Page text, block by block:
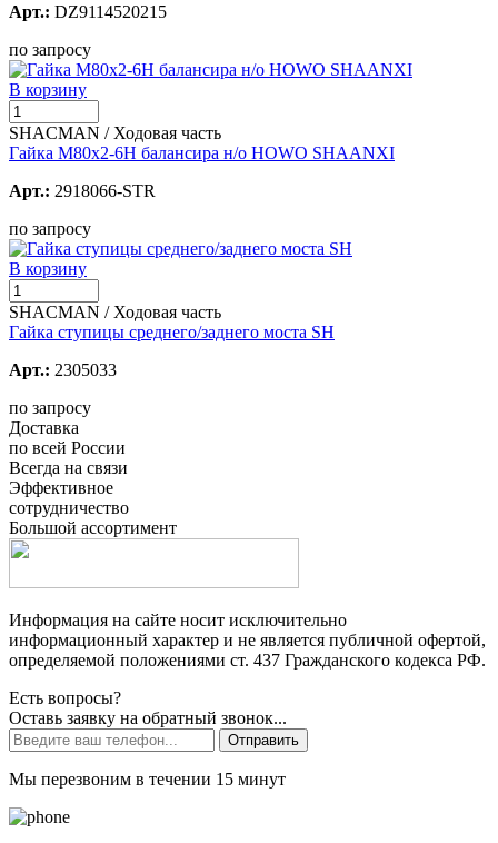
Арт.: DZ9114520215
по запросу
В корзину
SHACMAN / Ходовая часть
Гайка M80x2-6H балансира н/о HOWO SHAANXI
Арт.: 2918066-STR
по запросу
В корзину
SHACMAN / Ходовая часть
Гайка ступицы среднего/заднего моста SH
Арт.: 2305033
по запросу
Доставка
по всей России
Всегда на связи
Эффективное
сотрудничество
Большой ассортимент
Информация на сайте носит исключительно
информационный характер и не является публичной офертой,
определяемой положениями ст. 437 Гражданского кодекса РФ.
Есть вопросы?
Оставь заявку на обратный звонок...
Отправить
Мы перезвоним в течении 15 минут